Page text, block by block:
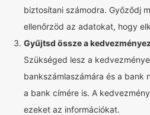
biztosítani számodra. Győződj
ellenőrzöd az adatokat, hogy
Gyűjtsd össze a
Szükséged lesz a
bankszámlaszámára és a bank
a bank címére is. A
ezeket az információkat.